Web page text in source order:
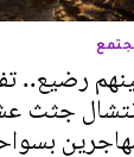
رضيع..
جثث